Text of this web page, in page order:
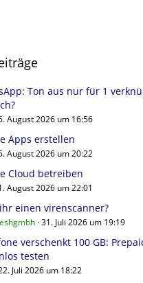
Ton aus nur für 1
August 2026 um 16:56
Apps erstellen
August 2026 um 20:22
Cloud betreiben
August 2026 um 22:01
einen virenscanner?
31. Juli 2026 um 19:19
verschenkt 100 GB:
testen
Juli 2026 um 18:22